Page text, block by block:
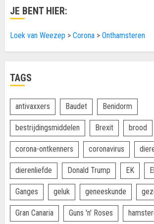
JE BENT HIER:
Loek van Weezep > Corona > Onthamsteren
TAGS
antivaxxers Baudet Benidorm
bestrijdingsmiddelen Brexit brood
corona-ontkenners coronavirus
dierenliefde Donald Trump EK
Ganges geluk geneeskunde
Gran Canaria Guns 'n' Roses